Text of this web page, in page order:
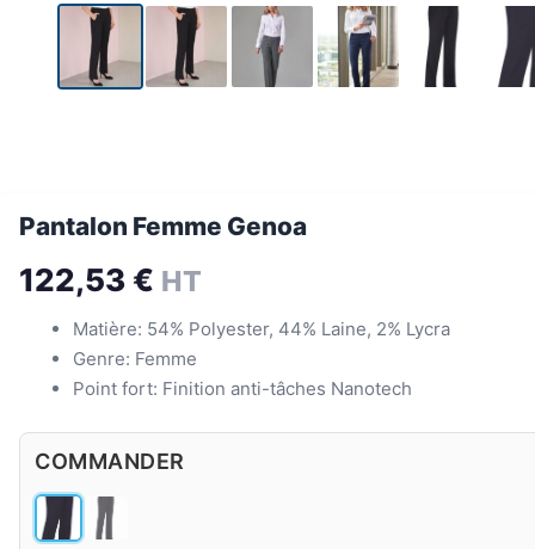
Pantalon Femme Genoa
122,53 € HT
Matière: 54% Polyester, 44% Laine, 2% Lycra
Genre: Femme
Point fort: Finition anti-tâches Nanotech
COMMANDER